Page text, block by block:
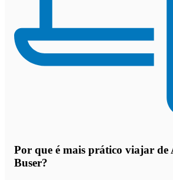
Por que é mais prático viajar de
Buser?